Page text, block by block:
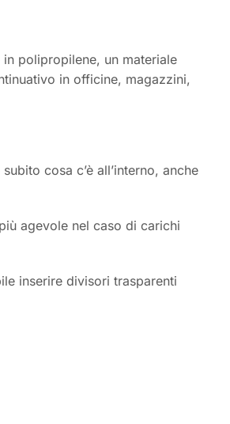
polipropilene, un materiale
in officine, magazzini,
cosa c’è all’interno, anche
agevole nel caso di carichi
inserire divisori trasparenti